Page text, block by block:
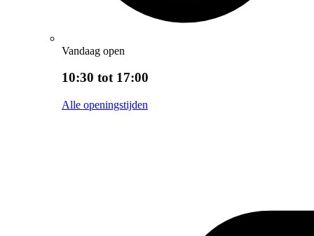
Vandaag open
10:30 tot 17:00
Alle openingstijden